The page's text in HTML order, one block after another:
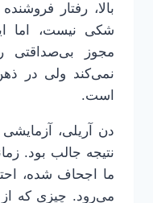
بالا، رفتار
شکی نیست، اما
مجوز بی‌صداقتی
نمی‌کند ولی در
است.
دن آریلی،
نتیجه جالب بود.
ما اجحاف شده،
می‌رود. چیزی که